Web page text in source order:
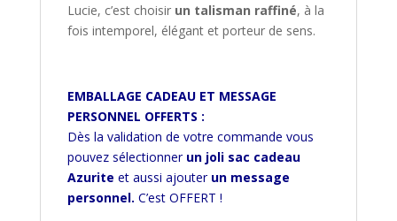
Lucie, c’est choisir un talisman raffiné, à la
fois intemporel, élégant et porteur de sens.
EMBALLAGE CADEAU ET MESSAGE
PERSONNEL OFFERTS :
Dès la validation de votre commande vous
pouvez sélectionner un joli sac cadeau
Azurite et aussi ajouter un message
personnel. C’est OFFERT !